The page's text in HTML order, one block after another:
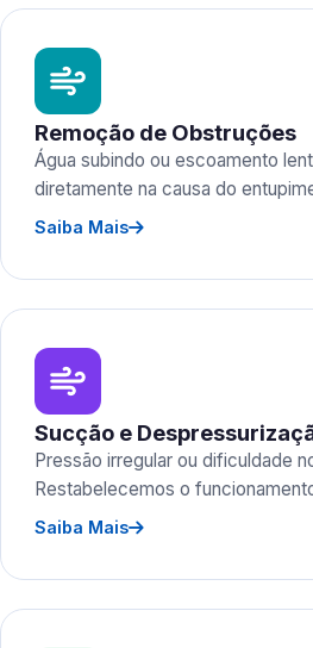
Remoção de Obstruções
Água subindo ou escoamento
diretamente na causa do
Saiba Mais
Sucção e
Pressão irregular ou dificuldade
Restabelecemos o
Saiba Mais